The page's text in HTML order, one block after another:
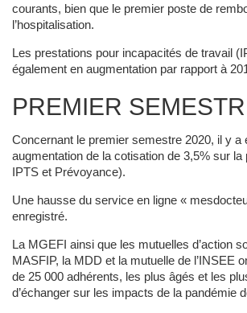
courants, bien que le premier poste de
l’hospitalisation.
Les prestations pour incapacités de travail
également en augmentation par rapport à
PREMIER
Concernant le premier semestre 2020, il y a
augmentation de la cotisation de 3,5% sur la
IPTS et Prévoyance).
Une hausse du service en ligne «
enregistré.
La MGEFI ainsi que les mutuelles d’action
MASFIP, la MDD et la mutuelle de l’INSEE
de 25 000 adhérents, les plus âgés et les
d’échanger sur les impacts de la pandémie